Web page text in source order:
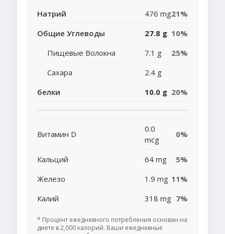
Натрий
476 mg21%
Общие Углеводы
27.8 g 10%
Пищевые Волокна
7.1 g
25%
Сахара
2.4 g
белки
10.0 g 20%
Витамин D
0.0
mcg
0%
Кальций 64 mg
5%
Железо
1.9 mg 11%
Калий
318 mg 7%
* Процент ежедневного потребления основан на
диете в 2,000 калорий. Ваши ежедневные